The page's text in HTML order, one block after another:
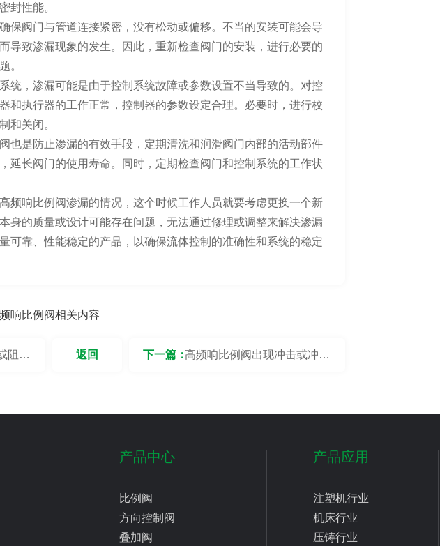
封性能。
阀门与管道连接紧密，没有松动或偏移。不当的安装可能会导
导致渗漏现象的发生。因此，重新检查阀门的安装，进行必要的
。
，渗漏可能是由于控制系统故障或参数设置不当导致的。对控
和执行器的工作正常，控制器的参数设定合理。必要时，进行校
和关闭。
是防止渗漏的有效手段，定期清洗和润滑阀门内部的活动部件
延长阀门的使用寿命。同时，定期检查阀门和控制系统的工作状
响比例阀渗漏的情况，这个时候工作人员就要考虑更换一个新
身的质量或设计可能存在问题，无法通过修理或调整来解决渗漏
可靠、性能稳定的产品，以确保流体控制的准确性和系统的稳定
响比例阀相关内容
阻塞 下一篇：高频响比例阀出现冲击或冲压
返回
产品中心
比例阀
方向控制阀
叠加阀
产品应用
注塑机行业
机床行业
压铸行业